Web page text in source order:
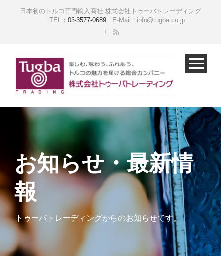
日本初のトルコ専門輸入商社 株式会社トゥーバトレーディング
TEL： 03-3577-0689E-Mail : info@tugba.co.jp
お知らせ・最新情
報
トゥーバトレーディングからのお知らせです。